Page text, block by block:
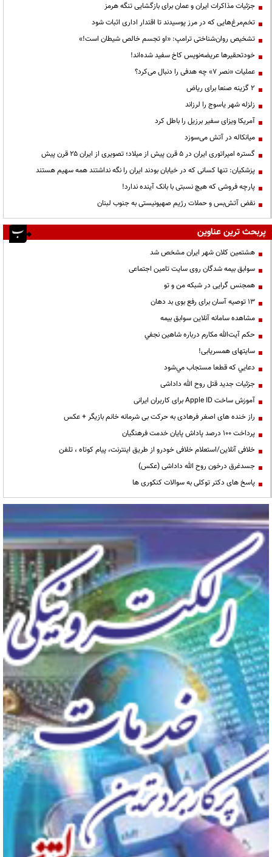
جزئیات مذاکرات ایران و عمان برای بازگشایی تنگه هرمز
تخم‌مرغ‌هایی که در مرز پوسیدند تا اقتدار اداری اثبات شود
تشخیص روان‌شناختی ترامپ: «او تجسم خالص شیطان است!»
خودتحقیرها عریضه‌نویس کاخ سفید شده‌اند!
عملیات «نصر ۷» چه هدفی را دنبال می‌کرد؟
۲ گزینه صنعا برای ریاض
زلزله شهر یاسوج را لرزاند
آمریکا ویزای سفیر برزیل را باطل کرد
میانکاله در آتش می‌سوزد
گستره امپراتوری ایران در ۵ قرن پیش از میلاد؛ تصویری از ایران ۲۵ قرن پیش
پزشکیان: تنها کسانی که در خیابان بودند ایران را نگه نداشتند همه سهیم هستند
پارچه فروشی که هیچ نسبتی با بانک آینده ندارد!
نقض آتش‌بس و حملات رژیم صهیونیستی به جنوب لبنان
پربحث ترین عناوین
هشتمین کلان شهر ایران مشخص شد
سوابق بیمه شدگان روی سایت تامین اجتماعی
همجنس گرایی در شبکه من و تو
13 توصیه آسان برای رفع بوی بد دهان
مشاهده سامانه آنلاين سوابق بیمه
حكم آيت‌الله مكارم درباره شاهين نجفي
سایتهای همسریابی!
دعايي كه قطعا مستجاب مي‌شود
جزئیات جدید قتل روح الله داداشی
آموزش ساخت Apple ID برای کاربران ایرانی
راز خنده های اصغر فرهادی به حرکت بی شرمانه خانم بازیگر + عکس
پرداخت ۱۰۰ درصد پاداش پایان خدمت فرهنگیان
خلافی آنلاین/استعلام خلافی خودرو از طریق اینترنت، پیام کوتاه ، تلفن
جسدغرق درخون روح الله داداشی (عکس)
پاسخ های دکتر توکلی به سوالات کنکوری ها